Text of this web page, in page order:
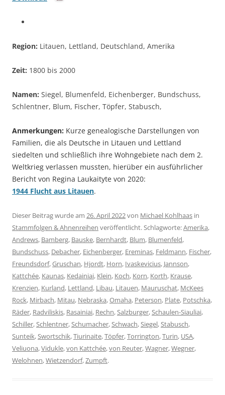
Region: Litauen, Lettland, Deutschland, Amerika
Zeit: 1800 bis 2000
Namen: Siegel, Blumenfeld, Eichenberger, Bundschuss,
Schlentner, Blum, Fischer, Töpfer, Stabusch,
Anmerkungen: Kurze genealogische Darstellungen von
Familien, die als Deutsche in Litauen und Lettland
siedelten und schließlich ihre Wohngebiete nach dem 2.
Weltkrieg verlassen mussten, hierüber ein ausführlicher
Bericht von Regina Laukaityte von 2020:
1944 Flucht aus Litauen.
Dieser Beitrag wurde am 26. April 2022von Michael Kohlhaas in
Stammfolgen & Ahnenreihen veröffentlicht. Schlagworte:Amerika,
Andrews, Bamberg, Bauske, Bernhardt, Blum, Blumenfeld,
Bundschuss, Debacher, Eichenberger, Ereminas, Feldmann, Fischer,
Freundsdorf,Gruschan, Hjordt, Horn, Ivaskevicius, Jannson,
Kattchée, Kaunas, Kedainiai, Klein, Koch, Korn, Korth, Krause,
Krenzien, Kurland, Lettland, Libau, Litauen, Mauruschat, McKees
Rock, Mirbach, Mitau, Nebraska,Omaha, Peterson, Plate, Potschka,
Räder, Radviliskis, Rasainiai, Rechn,Salzburger,Schaulen-Siauliai,
Schiller,Schlentner,Schumacher,Schwach,Siegel,Stabusch,
Sunteik,Swortschik,Tiurinaite,Töpfer,Torrington,Turin, USA,
Veliuona,Vidukle,von Kattchée,von Reuter,Wagner,Wegner,
Welohnen,Wietzendorf,Zumpft.